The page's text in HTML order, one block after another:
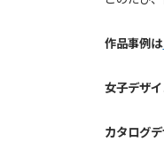
作品事例は
女子デザ
カタログ